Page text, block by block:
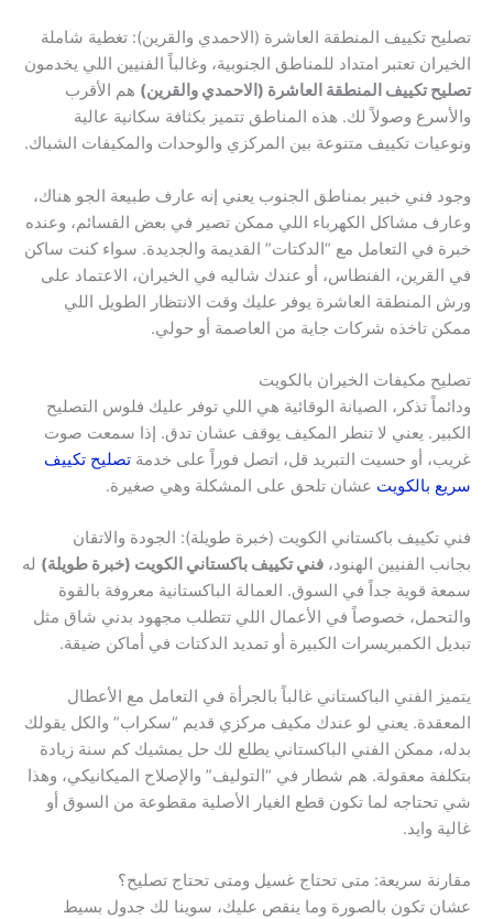
تصليح تكييف المنطقة العاشرة (الاحمدي والقرين): تغطية شاملة
الخيران تعتبر امتداد للمناطق الجنوبية، وغالباً الفنيين اللي يخدمون
تصليح تكييف المنطقة العاشرة (الاحمدي والقرين) هم الأقرب
والأسرع وصولاً لك. هذه المناطق تتميز بكثافة سكانية عالية
ونوعيات تكييف متنوعة بين المركزي والوحدات والمكيفات الشباك.
وجود فني خبير بمناطق الجنوب يعني إنه عارف طبيعة الجو هناك،
وعارف مشاكل الكهرباء اللي ممكن تصير في بعض القسائم، وعنده
خبرة في التعامل مع “الدكتات” القديمة والجديدة. سواء كنت ساكن
في القرين، الفنطاس، أو عندك شاليه في الخيران، الاعتماد على
ورش المنطقة العاشرة يوفر عليك وقت الانتظار الطويل اللي
ممكن تاخذه شركات جاية من العاصمة أو حولي.
تصليح مكيفات الخيران بالكويت
ودائماً تذكر، الصيانة الوقائية هي اللي توفر عليك فلوس التصليح
الكبير. يعني لا تنطر المكيف يوقف عشان تدق. إذا سمعت صوت
غريب، أو حسيت التبريد قل، اتصل فوراً على خدمة تصليح تكييف
سريع بالكويت عشان تلحق على المشكلة وهي صغيرة.
فني تكييف باكستاني الكويت (خبرة طويلة): الجودة والاتقان
بجانب الفنيين الهنود، فني تكييف باكستاني الكويت (خبرة طويلة) له
سمعة قوية جداً في السوق. العمالة الباكستانية معروفة بالقوة
والتحمل، خصوصاً في الأعمال اللي تتطلب مجهود بدني شاق مثل
تبديل الكمبريسرات الكبيرة أو تمديد الدكتات في أماكن ضيقة.
يتميز الفني الباكستاني غالباً بالجرأة في التعامل مع الأعطال
المعقدة. يعني لو عندك مكيف مركزي قديم “سكراب” والكل يقولك
بدله، ممكن الفني الباكستاني يطلع لك حل يمشيك كم سنة زيادة
بتكلفة معقولة. هم شطار في “التوليف” والإصلاح الميكانيكي، وهذا
شي تحتاجه لما تكون قطع الغيار الأصلية مقطوعة من السوق أو
غالية وايد.
مقارنة سريعة: متى تحتاج غسيل ومتى تحتاج تصليح؟
عشان تكون بالصورة وما ينقص عليك، سوينا لك جدول بسيط